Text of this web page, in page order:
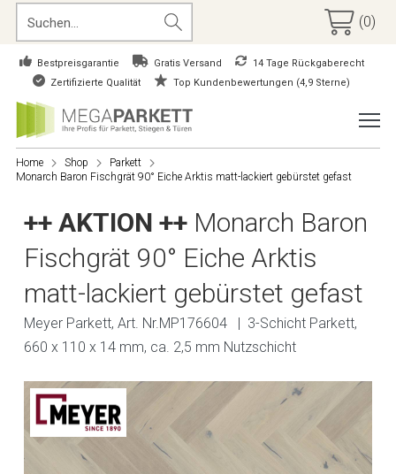
(0)
Bestpreisgarantie Gratis Versand
14 Tage Rückgaberecht
Zertifizierte Qualität
Top Kundenbewertungen (4,9 Sterne)
Home Shop
Parkett
Monarch Baron Fischgrät 90° Eiche Arktis matt-lackiert gebürstet gefast
++ AKTION ++ Monarch Baron
Fischgrät 90° Eiche Arktis
matt-lackiert gebürstet gefast
Meyer Parkett, Art. Nr.MP176604 | 3-Schicht Parkett,
660 x 110 x 14 mm, ca. 2,5 mm Nutzschicht